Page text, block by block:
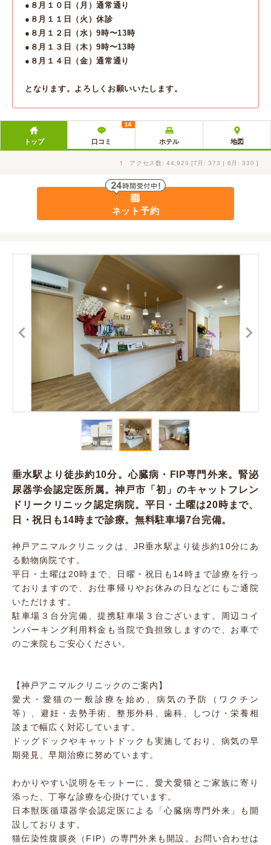
●８月１０日（月）通常通り
●８月１１日（火）休診
●８月１２日（水）9時〜13時
●８月１３日（木）9時〜13時
●８月１４日（金）通常通り
となります。よろしくお願いいたします。
トップ 口コミ
16
ホテル 地図
↑ アクセス数: 44,920 [7月: 373 | 6月: 330 ]
ネット予約
垂水駅より徒歩約10分。心臓病・FIP専門外来。腎泌
尿器学会認定医所属。神戸市「初」のキャットフレン
ドリークリニック認定病院。平日・土曜は20時まで、
日・祝日も14時まで診療。無料駐車場7台完備。
神戸アニマルクリニックは、JR垂水駅より徒歩約10分にあ
る動物病院です。
平日・土曜は20時まで、日曜・祝日も14時まで診療を行っ
ておりますので、お仕事帰りやお休みの日などにもご通院
いただけます。
駐車場３台分完備、提携駐車場３台ございます。周辺コイ
ンパーキング利用料金も当院で負担致しますので、お車で
のご来院もご安心ください。
【神戸アニマルクリニックのご案内】
愛犬・愛猫の一般診療を始め、病気の予防（ワクチン
等）、避妊・去勢手術、整形外科、歯科、しつけ・栄養相
談まで幅広く対応しています。
ドッグドックやキャットドックも実施しており、病気の早
期発見、早期治療に努めています。
わかりやすい説明をモットーに、愛犬愛猫とご家族に寄り
添った、丁寧な診療を心掛けています。
日本獣医循環器学会認定医による「心臓病専門外来」も開
設しております。
猫伝染性腹膜炎（FIP）の専門外来も開設。お問い合わせは